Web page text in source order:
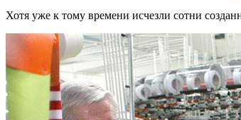
Хотя уже к тому времени исчезли сотни